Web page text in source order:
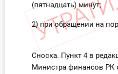
(пятнадцать) минут;
2) при обращении на
Сноска. Пункт 4 в
Министра финансов РК